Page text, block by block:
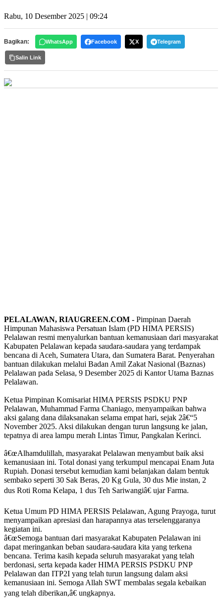
Rabu, 10 Desember 2025 | 09:24
Bagikan: WhatsApp Facebook X Telegram
Salin Link
PELALAWAN, RIAUGREEN.COM - Pimpinan Daerah
Himpunan Mahasiswa Persatuan Islam (PD HIMA PERSIS)
Pelalawan resmi menyalurkan bantuan kemanusiaan dari masyarakat
Kabupaten Pelalawan kepada saudara-saudara yang terdampak
bencana di Aceh, Sumatera Utara, dan Sumatera Barat. Penyerahan
bantuan dilakukan melalui Badan Amil Zakat Nasional (Baznas)
Pelalawan pada Selasa, 9 Desember 2025 di Kantor Utama Baznas
Pelalawan.
Ketua Pimpinan Komisariat HIMA PERSIS PSDKU PNP
Pelalawan, Muhammad Farma Chaniago, menyampaikan bahwa
aksi galang dana dilaksanakan selama empat hari, sejak 2â€“5
November 2025. Aksi dilakukan dengan turun langsung ke jalan,
tepatnya di area lampu merah Lintas Timur, Pangkalan Kerinci.
â€œAlhamdulillah, masyarakat Pelalawan menyambut baik aksi
kemanusiaan ini. Total donasi yang terkumpul mencapai Enam Juta
Rupiah. Donasi tersebut kemudian kami belanjakan dalam bentuk
sembako seperti 30 Sak Beras, 20 Kg Gula, 30 dus Mie instan, 2
dus Roti Roma Kelapa, 1 dus Teh Sariwangiâ€ ujar Farma.
Ketua Umum PD HIMA PERSIS Pelalawan, Agung Prayoga, turut
menyampaikan apresiasi dan harapannya atas terselenggaranya
kegiatan ini.
â€œSemoga bantuan dari masyarakat Kabupaten Pelalawan ini
dapat meringankan beban saudara-saudara kita yang terkena
bencana. Terima kasih kepada seluruh masyarakat yang telah
berdonasi, serta kepada kader HIMA PERSIS PSDKU PNP
Pelalawan dan ITP2I yang telah turun langsung dalam aksi
kemanusiaan ini. Semoga Allah SWT membalas segala kebaikan
yang telah diberikan,â€ ungkapnya.